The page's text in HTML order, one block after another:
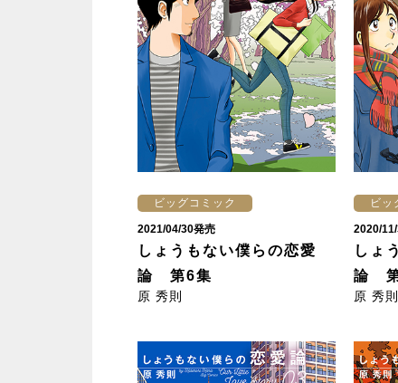
ビッグコミック
2021/04/30発売
しょうもない僕らの恋愛
論 第6集
原 秀則
ビッ
2020/
しょ
論
原 秀則